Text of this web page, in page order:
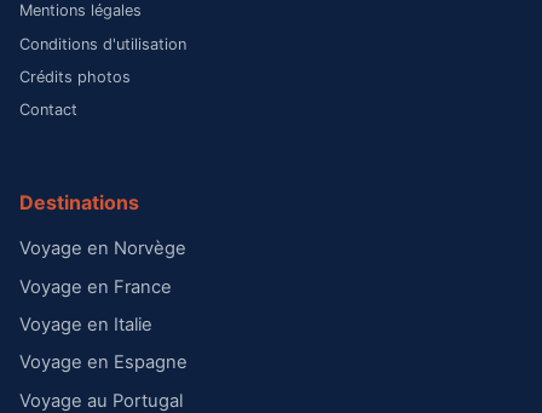
Mentions légales
Conditions d'utilisation
Crédits photos
Contact
Destinations
Voyage en Norvège
Voyage en France
Voyage en Italie
Voyage en Espagne
Voyage au Portugal